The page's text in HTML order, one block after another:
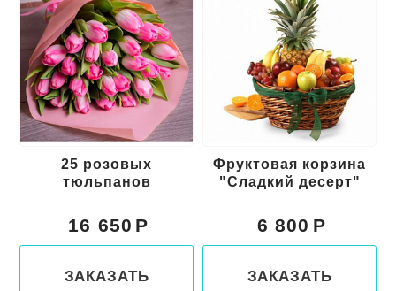
25 розовых
тюльпанов
16 650
ЗАКАЗАТЬ
Фруктовая корзина
"Сладкий десерт"
6 800
ЗАКАЗАТЬ